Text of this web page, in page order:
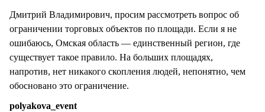
Дмитрий Владимирович, просим рассмотреть вопрос об
ограничении торговых объектов по площади. Если я не
ошибаюсь, Омская область — единственный регион, где
существует такое правило. На больших площадях,
напротив, нет никакого скопления людей, непонятно, чем
обосновано это ограничение.
polyakova_event